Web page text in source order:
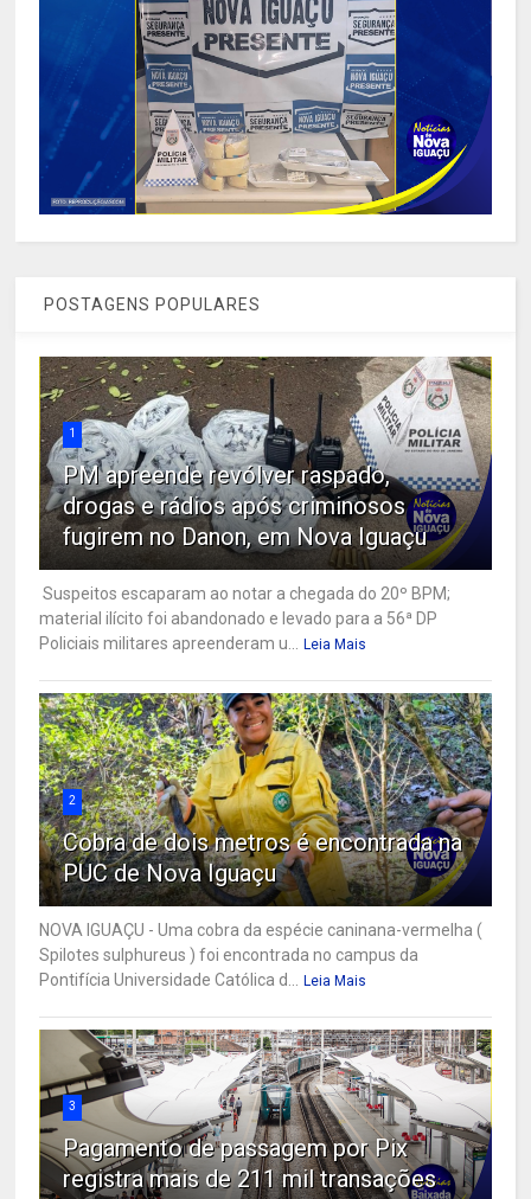
POSTAGENS POPULARES
1
PM apreende revólver raspado,
drogas e rádios após criminosos
fugirem no Danon, em Nova Iguaçu
Suspeitos escaparam ao notar a chegada do 20º BPM;
material ilícito foi abandonado e levado para a 56ª DP
Policiais militares apreenderam u...
Leia Mais
2
Cobra de dois metros é encontrada na
PUC de Nova Iguaçu
NOVA IGUAÇU - Uma cobra da espécie caninana-vermelha (
Spilotes sulphureus ) foi encontrada no campus da
Pontifícia Universidade Católica d...
Leia Mais
3
Pagamento de passagem por Pix
registra mais de 211 mil transações